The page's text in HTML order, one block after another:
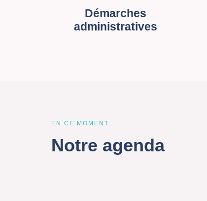
Démarches
administratives
EN CE MOMENT
Notre agenda